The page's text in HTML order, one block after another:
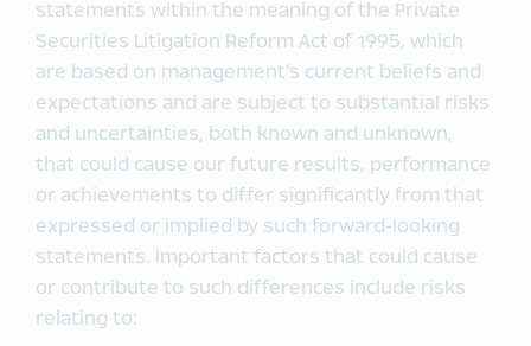
statements within the meaning of the Private
Securities Litigation Reform Act of 1995, which
are based on management’s current beliefs and
expectations and are subject to substantial risks
and uncertainties, both known and unknown,
that could cause our future results, performance
or achievements to differ significantly from that
expressed or implied by such forward-looking
statements. Important factors that could cause
or contribute to such differences include risks
relating to: